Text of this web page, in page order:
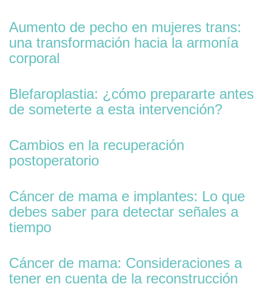
Aumento de pecho en mujeres trans:
una transformación hacia la armonía
corporal
Blefaroplastia: ¿cómo prepararte antes
de someterte a esta intervención?
Cambios en la recuperación
postoperatorio
Cáncer de mama e implantes: Lo que
debes saber para detectar señales a
tiempo
Cáncer de mama: Consideraciones a
tener en cuenta de la reconstrucción